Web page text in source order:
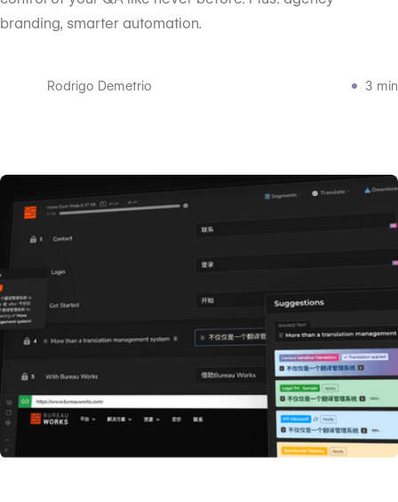
branding, smarter automation.
Rodrigo Demetrio 3 min